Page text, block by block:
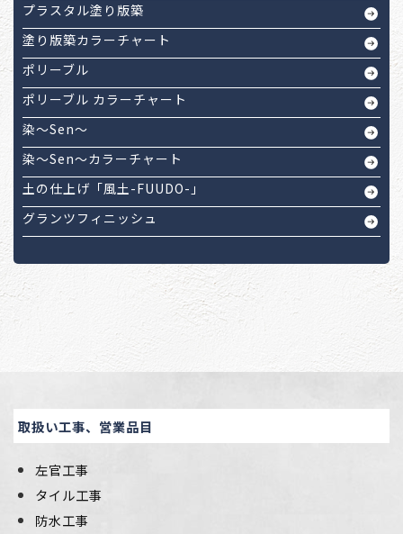
プラスタル塗り版築
塗り版築カラーチャート
ポリーブル
ポリーブル カラーチャート
染～Sen～
染～Sen～カラーチャート
土の仕上げ「風土-FUUDO-」
グランツフィニッシュ
取扱い工事、営業品目
左官工事
タイル工事
防水工事